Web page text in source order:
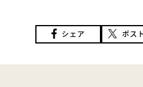
シェア ポス